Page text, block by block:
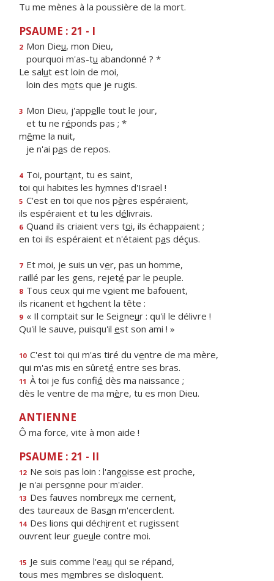
Tu me mènes à la poussière de la mort.
PSAUME : 21 - I
2 Mon Dieu, mon Dieu,
pourquoi m'as-tu abandonné ? *
Le salut est loin de moi,
loin des mots que je rugis.
3 Mon Dieu, j'appelle tout le jour,
et tu ne réponds pas ; *
même la nuit,
je n'ai pas de repos.
4 Toi, pourtant, tu es saint,
toi qui habites les hymnes d'Israël !
5 C'est en toi que nos pères espéraient,
ils espéraient et tu les délivrais.
6 Quand ils criaient vers toi, ils échappaient ;
en toi ils espéraient et n'étaient pas déçus.
7 Et moi, je suis un ver, pas un homme,
raillé par les gens, rejeté par le peuple.
8 Tous ceux qui me voient me bafouent,
ils ricanent et hochent la tête :
9 « Il comptait sur le Seigneur : qu'il le délivre !
Qu'il le sauve, puisqu'il est son ami ! »
10 C'est toi qui m'as tiré du ventre de ma mère,
qui m'as mis en sûreté entre ses bras.
11 À toi je fus confié dès ma naissance ;
dès le ventre de ma mère, tu es mon Dieu.
ANTIENNE
Ô ma force, vite à mon aide !
PSAUME : 21 - II
12 Ne sois pas loin : l'angoisse est proche,
je n'ai personne pour m'aider.
13 Des fauves nombreux me cernent,
des taureaux de Basan m'encerclent.
14 Des lions qui déchirent et rugissent
ouvrent leur gueule contre moi.
15 Je suis comme l'eau qui se répand,
tous mes membres se disloquent.